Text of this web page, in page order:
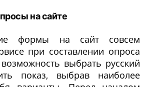
на сайте
формы на сайт совсем
при составлении опроса
возможность выбрать русский
показ, выбрав наиболее